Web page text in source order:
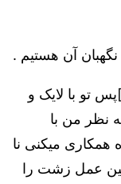
نگهبان آن هستیم .
[/fusion_tagline_box][fusion_text]پس تو با لایک و
نظر من با
میکنی نا
عمل زشت را